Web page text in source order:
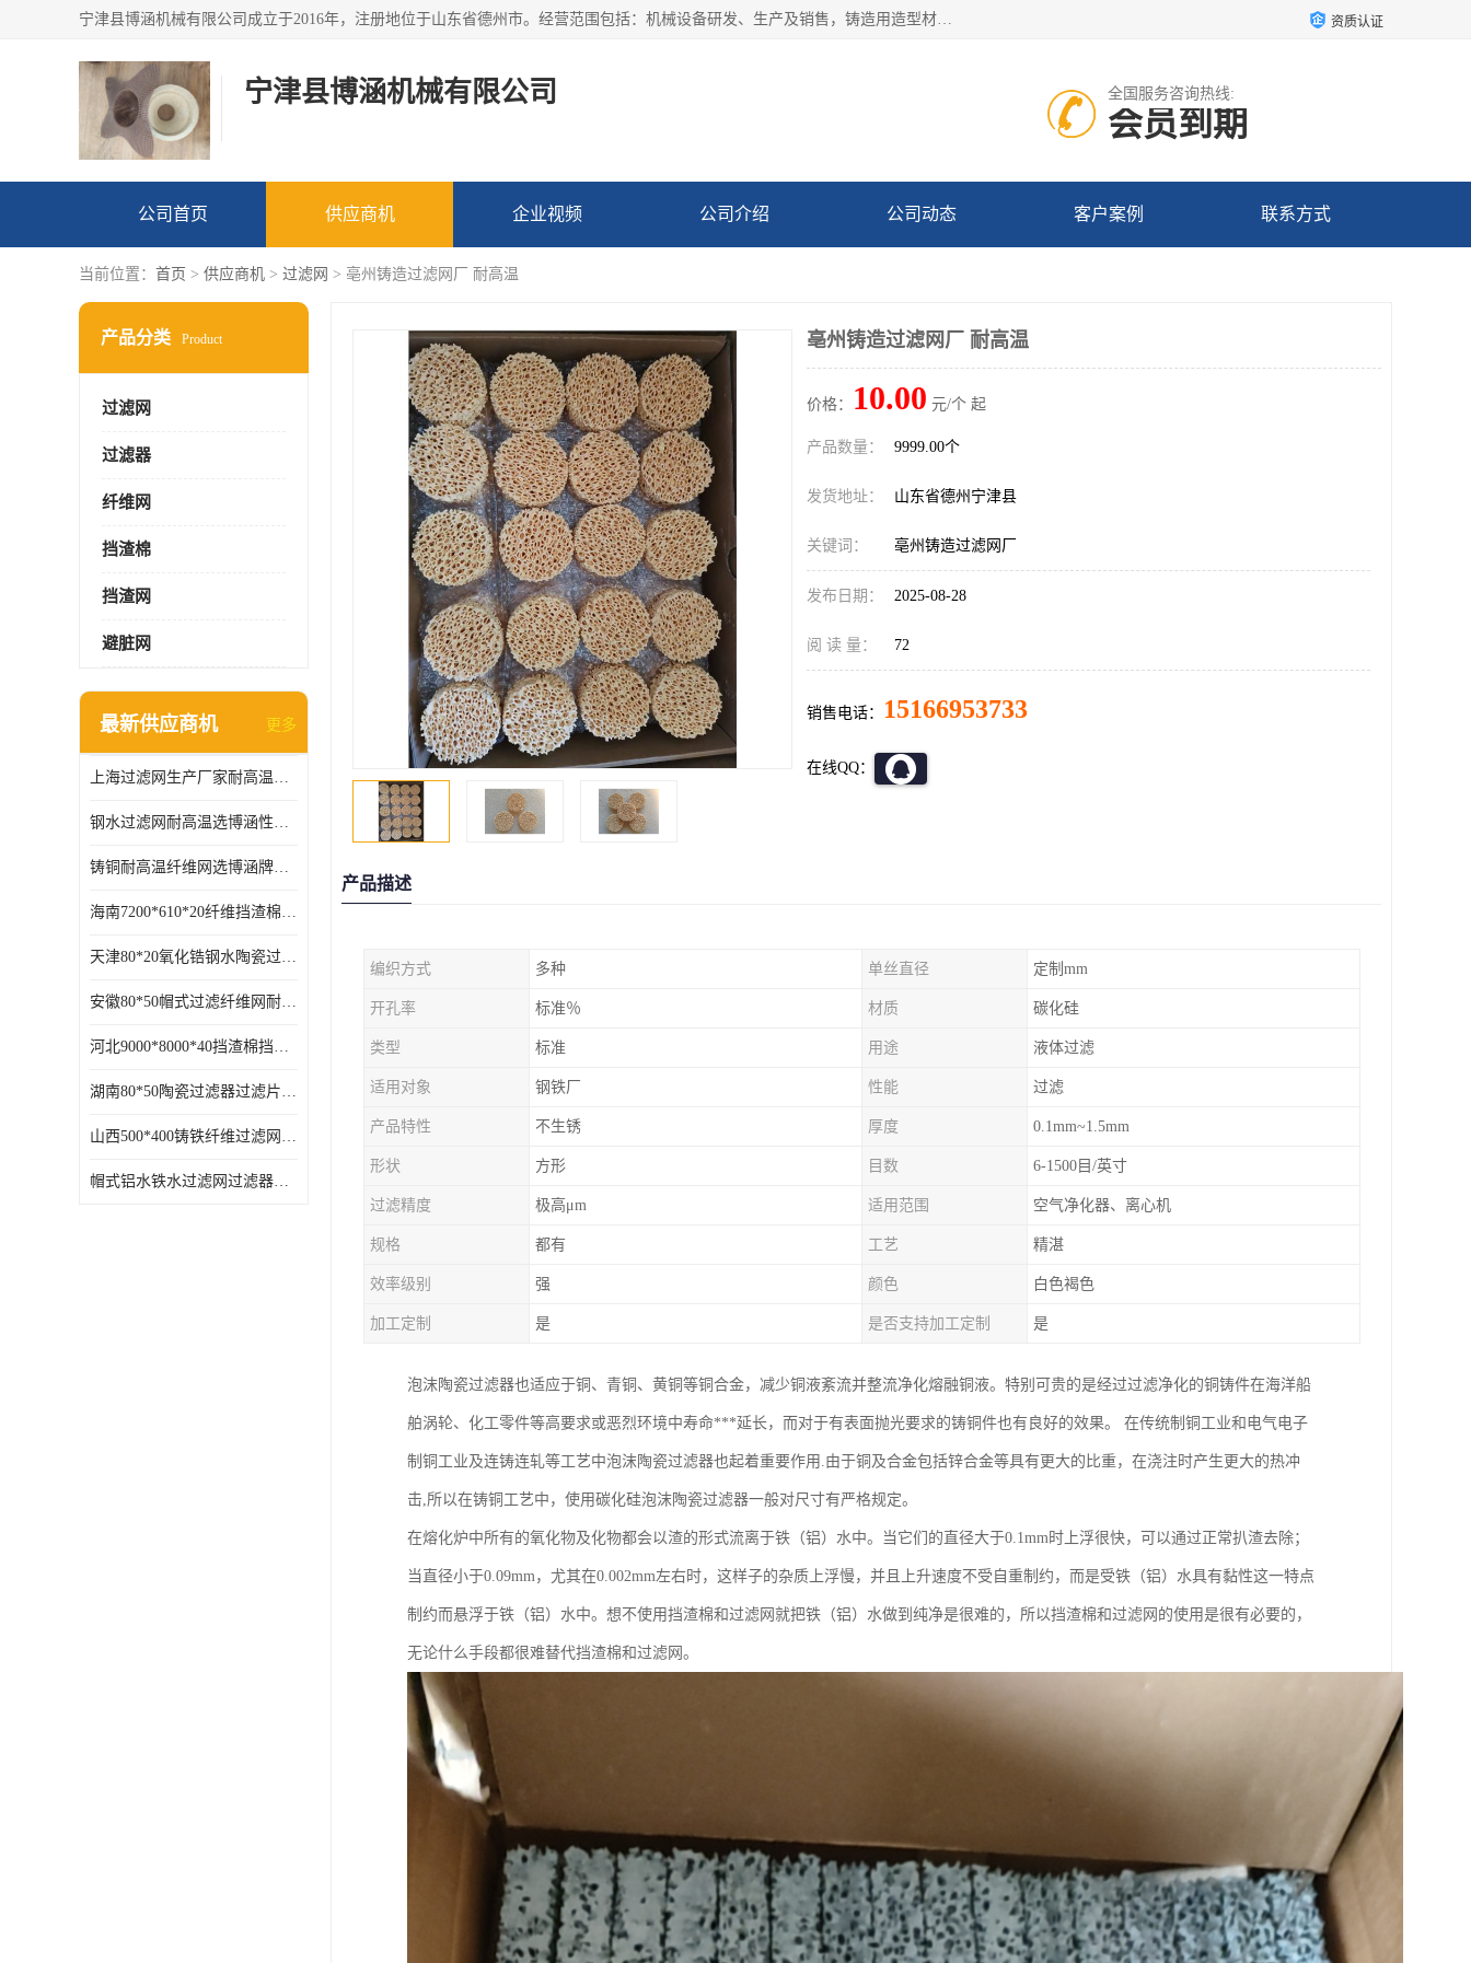
宁津县博涵机械有限公司成立于2016年，注册地位于山东省德州市。经营范围包括：机械设备研发、生产及销售，铸造用造型材料生产、销售，玻璃纤维及制品制造、销售，汽车零配件零售，机械零件、零部件加工，机械零件、零部件销售等；主要产品有：纤维过滤网,陶瓷过滤器,泡沫陶瓷过滤器,耐高温纤维过滤器,铸铁过滤器,铸铜过滤网,铸铝过滤网,铝轮毂过滤网,高效过滤网,高效陶瓷过滤网,高效纤维过滤网。 资质认证
宁津县博涵机械有限公司 全国服务咨询热线:
会员到期
公司首页 供应商机 企业视频 公司介绍 公司动态 客户案例 联系方式
当前位置： 首页 > 供应商机 > 过滤网 > 亳州铸造过滤网厂 耐高温
产品分类 Product
过滤网
过滤器
纤维网
挡渣棉
挡渣网
避脏网
最新供应商机 更多
上海过滤网生产厂家耐高温可定制供应及时
钢水过滤网耐高温选博涵性能稳定价格合适
铸铜耐高温纤维网选博涵牌质量稳定
海南7200*610*20纤维挡渣棉耐高温
天津80*20氧化锆钢水陶瓷过滤器过滤效果明显
安徽80*50帽式过滤纤维网耐高温
河北9000*8000*40挡渣棉挡渣效果好耐高温
湖南80*50陶瓷过滤器过滤片过滤网效果好耐高温
山西500*400铸铁纤维过滤网方形网圆形网
帽式铝水铁水过滤网过滤器耐高温
亳州铸造过滤网厂 耐高温
价格： 10.00 元/个 起
产品数量： 9999.00个
发货地址： 山东省德州宁津县
关键词： 亳州铸造过滤网厂
发布日期： 2025-08-28
阅 读 量： 72
销售电话： 15166953733
在线QQ：
产品描述
编织方式 多种 单丝直径 定制mm
开孔率 标准％ 材质 碳化硅
类型 标准 用途 液体过滤
适用对象 钢铁厂 性能 过滤
产品特性 不生锈 厚度 0.1mm~1.5mm
形状 方形 目数 6-1500目/英寸
过滤精度 极高μm 适用范围 空气净化器、离心机
规格 都有 工艺 精湛
效率级别 强 颜色 白色褐色
加工定制 是 是否支持加工定制 是
泡沫陶瓷过滤器也适应于铜、青铜、黄铜等铜合金，减少铜液紊流并整流净化熔融铜液。特别可贵的是经过过滤净化的铜铸件在海洋船
舶涡轮、化工零件等高要求或恶烈环境中寿命***延长，而对于有表面抛光要求的铸铜件也有良好的效果。 在传统制铜工业和电气电子
制铜工业及连铸连轧等工艺中泡沫陶瓷过滤器也起着重要作用.由于铜及合金包括锌合金等具有更大的比重，在浇注时产生更大的热冲
击,所以在铸铜工艺中，使用碳化硅泡沫陶瓷过滤器一般对尺寸有严格规定。
在熔化炉中所有的氧化物及化物都会以渣的形式流离于铁（铝）水中。当它们的直径大于0.1mm时上浮很快，可以通过正常扒渣去除；
当直径小于0.09mm，尤其在0.002mm左右时，这样子的杂质上浮慢，并且上升速度不受自重制约，而是受铁（铝）水具有黏性这一特点
制约而悬浮于铁（铝）水中。想不使用挡渣棉和过滤网就把铁（铝）水做到纯净是很难的，所以挡渣棉和过滤网的使用是很有必要的，
无论什么手段都很难替代挡渣棉和过滤网。